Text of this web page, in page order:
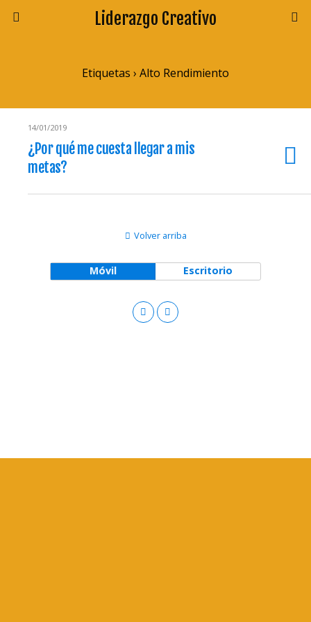
Liderazgo Creativo
Etiquetas › Alto Rendimiento
14/01/2019
¿Por qué me cuesta llegar a mis
metas?
Volver arriba
Móvil Escritorio